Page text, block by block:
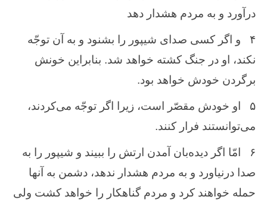
درآورد و به مردم هشدار دهد
۴
و اگر کسی صدای شیپور را بشنود و به آن توجّه
نکند، او در جنگ کشته خواهد شد. بنابراین خونش
برگردن خودش خواهد بود.
۵
او خودش مقصّر است، زیرا اگر توجّه می‌کردند،
می‌توانستند فرار کنند.
۶
امّا اگر دیده‌بان آمدن ارتش را ببیند و شیپور را به
صدا درنیاورد و به مردم هشدار ندهد، دشمن به آنها
حمله خواهند کرد و مردم گناهکار را خواهد کشت ولی